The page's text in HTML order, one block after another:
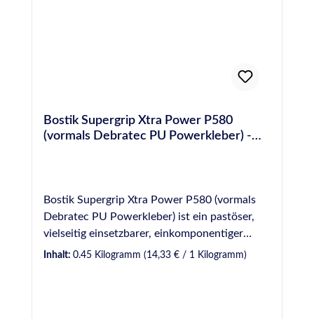
Bostik Supergrip Xtra Power P580
(vormals Debratec PU Powerkleber) -
Bostik Supergrip Xtra Power P580 (vormals
Debratec PU Powerkleber) ist ein pastöser,
vielseitig einsetzbarer, einkomponentiger
Polyurethan-Klebstoff. Durch die Lieferform
Inhalt: 0.45 Kilogramm (14,33 € / 1 Kilogramm)